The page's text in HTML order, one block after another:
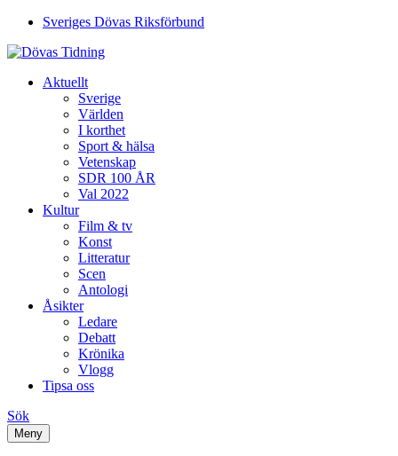
Sveriges Dövas Riksförbund
Aktuellt
Sverige
Världen
I korthet
Sport & hälsa
Vetenskap
SDR 100 ÅR
Val 2022
Kultur
Film & tv
Konst
Litteratur
Scen
Antologi
Åsikter
Ledare
Debatt
Krönika
Vlogg
Tipsa oss
Sök
Meny